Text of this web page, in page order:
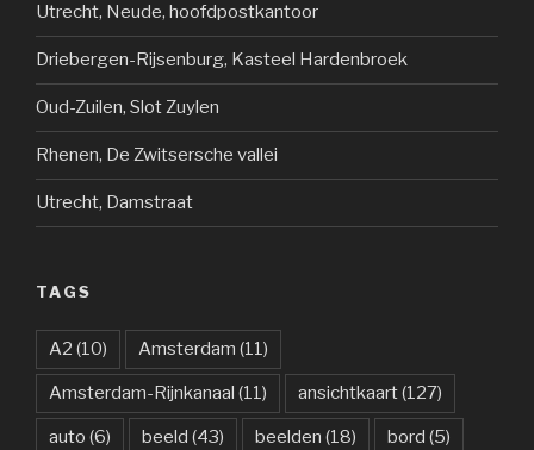
Utrecht, Neude, hoofdpostkantoor
Driebergen-Rijsenburg, Kasteel Hardenbroek
Oud-Zuilen, Slot Zuylen
Rhenen, De Zwitsersche vallei
Utrecht, Damstraat
TAGS
A2 (10) Amsterdam (11)
Amsterdam-Rijnkanaal (11) ansichtkaart(127)
auto (6) beeld (43) beelden (18) bord (5)